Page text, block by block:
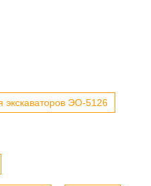
экскаваторов ЭО-5126